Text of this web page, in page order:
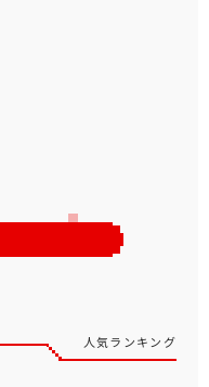
人気ランキング